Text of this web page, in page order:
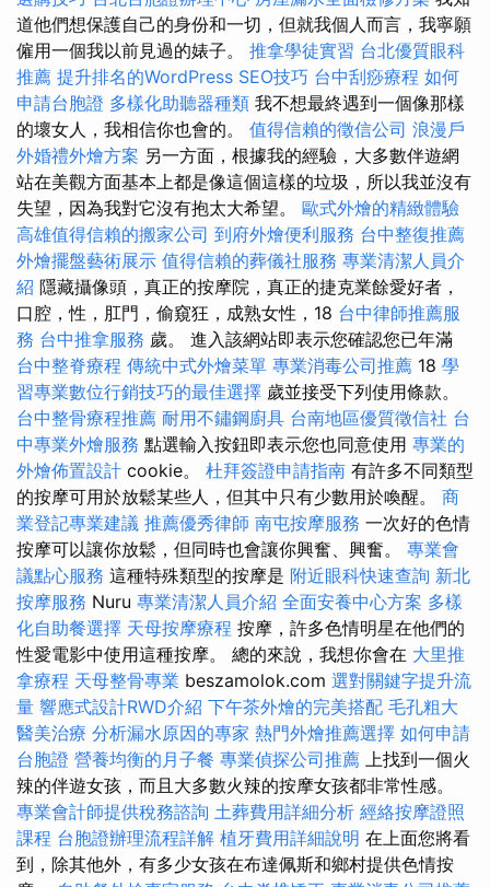
道他們想保護自己的身份和一切，但就我個人而言，我寧願
僱用一個我以前見過的婊子。 推拿學徒實習 台北優質眼科
推薦 提升排名的WordPress SEO技巧 台中刮痧療程 如何
申請台胞證 多樣化助聽器種類 我不想最終遇到一個像那樣
的壞女人，我相信你也會的。 值得信賴的徵信公司 浪漫戶
外婚禮外燴方案 另一方面，根據我的經驗，大多數伴遊網
站在美觀方面基本上都是像這個這樣的垃圾，所以我並沒有
失望，因為我對它沒有抱太大希望。 歐式外燴的精緻體驗
高雄值得信賴的搬家公司 到府外燴便利服務 台中整復推薦
外燴擺盤藝術展示 值得信賴的葬儀社服務 專業清潔人員介
紹 隱藏攝像頭，真正的按摩院，真正的捷克業餘愛好者，
口腔，性，肛門，偷窺狂，成熟女性，18 台中律師推薦服
務 台中推拿服務 歲。 進入該網站即表示您確認您已年滿
台中整脊療程 傳統中式外燴菜單 專業消毒公司推薦 18 學
習專業數位行銷技巧的最佳選擇 歲並接受下列使用條款。
台中整骨療程推薦 耐用不鏽鋼廚具 台南地區優質徵信社 台
中專業外燴服務 點選輸入按鈕即表示您也同意使用 專業的
外燴佈置設計 cookie。 杜拜簽證申請指南 有許多不同類型
的按摩可用於放鬆某些人，但其中只有少數用於喚醒。 商
業登記專業建議 推薦優秀律師 南屯按摩服務 一次好的色情
按摩可以讓你放鬆，但同時也會讓你興奮、興奮。 專業會
議點心服務 這種特殊類型的按摩是 附近眼科快速查詢 新北
按摩服務 Nuru 專業清潔人員介紹 全面安養中心方案 多樣
化自助餐選擇 天母按摩療程 按摩，許多色情明星在他們的
性愛電影中使用這種按摩。 總的來說，我想你會在 大里推
拿療程 天母整骨專業 beszamolok.com 選對關鍵字提升流
量 響應式設計RWD介紹 下午茶外燴的完美搭配 毛孔粗大
醫美治療 分析漏水原因的專家 熱門外燴推薦選擇 如何申請
台胞證 營養均衡的月子餐 專業偵探公司推薦 上找到一個火
辣的伴遊女孩，而且大多數火辣的按摩女孩都非常性感。
專業會計師提供稅務諮詢 土葬費用詳細分析 經絡按摩證照
課程 台胞證辦理流程詳解 植牙費用詳細說明 在上面您將看
到，除其他外，有多少女孩在布達佩斯和鄉村提供色情按